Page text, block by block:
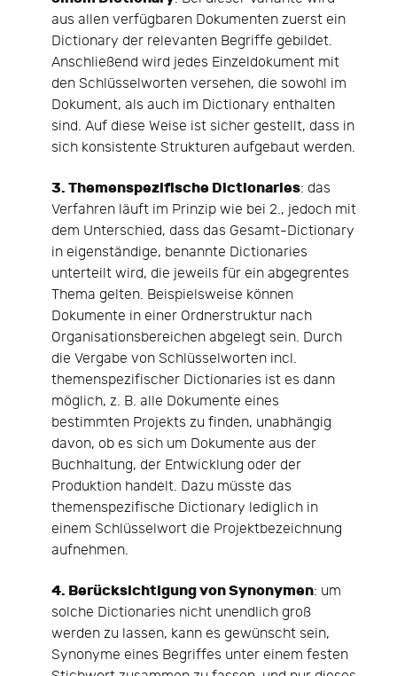
aus allen verfügbaren Dokumenten zuerst ein
Dictionary der relevanten Begriffe gebildet.
Anschließend wird jedes Einzeldokument mit
den Schlüsselworten versehen, die sowohl im
Dokument, als auch im Dictionary enthalten
sind. Auf diese Weise ist sicher gestellt, dass in
sich konsistente Strukturen aufgebaut werden.
3. Themenspezifische Dictionaries: das
Verfahren läuft im Prinzip wie bei 2., jedoch mit
dem Unterschied, dass das Gesamt-Dictionary
in eigenständige, benannte Dictionaries
unterteilt wird, die jeweils für ein abgegrentes
Thema gelten. Beispielsweise können
Dokumente in einer Ordnerstruktur nach
Organisationsbereichen abgelegt sein. Durch
die Vergabe von Schlüsselworten incl.
themenspezifischer Dictionaries ist es dann
möglich, z. B. alle Dokumente eines
bestimmten Projekts zu finden, unabhängig
davon, ob es sich um Dokumente aus der
Buchhaltung, der Entwicklung oder der
Produktion handelt. Dazu müsste das
themenspezifische Dictionary lediglich in
einem Schlüsselwort die Projektbezeichnung
aufnehmen.
4. Berücksichtigung von Synonymen: um
solche Dictionaries nicht unendlich groß
werden zu lassen, kann es gewünscht sein,
Synonyme eines Begriffes unter einem festen